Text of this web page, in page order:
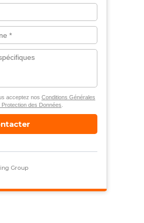
acceptez nos Conditions Générales
Protection des Données
Group